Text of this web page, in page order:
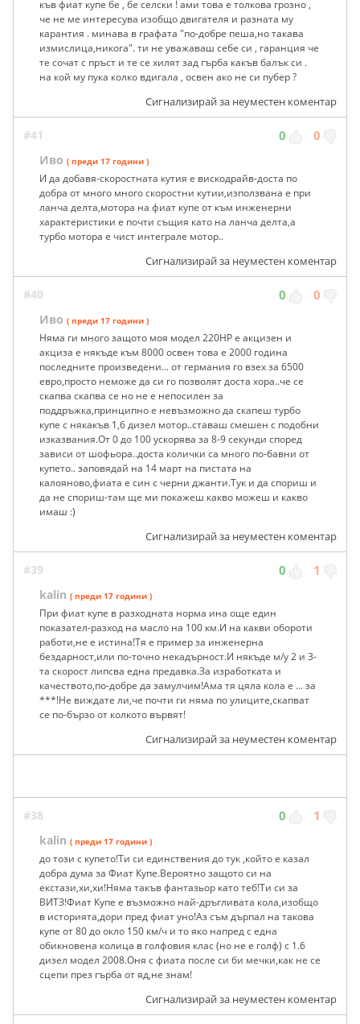
къв фиат купе бе , бе селски ! ами това е толкова грозно ,
че не ме интересува изобщо двигателя и разната му
карантия . минава в графата "по-добре пеша,но такава
измислица,никога". ти не уважаваш себе си , гаранция че
те сочат с пръст и те се хилят зад гърба какъв балък си .
на кой му пука колко вдигала , освен ако не си пубер ?
Сигнализирай за неуместен коментар
#41 0 0
Иво ( преди 17 години )
И да добавя-скоростната кутия е вискодрайв-доста по
добра от много много скоростни кутии,използвана е при
ланча делта,мотора на фиат купе от към инженерни
характеристики е почти същия като на ланча делта,а
турбо мотора е чист интеграле мотор..
Сигнализирай за неуместен коментар
#40 0 0
Иво ( преди 17 години )
Няма ги много защото моя модел 220HP е акцизен и
акциза е някъде към 8000 освен това е 2000 година
последните произведени... от германия го взех за 6500
евро,просто неможе да си го позволят доста хора..че се
скапва скапва се но не е непосилен за
поддръжка,принципно е невъзможно да скапеш турбо
купе с някакъв 1,6 дизел мотор..ставаш смешен с подобни
изказвания.От 0 до 100 ускорява за 8-9 секунди според
зависи от шофьора..доста колички са много по-бавни от
купето.. заповядай на 14 март на пистата на
калояново,фиата е син с черни джанти.Тук и да спориш и
да не спориш-там ще ми покажеш какво можеш и какво
имаш :)
Сигнализирай за неуместен коментар
#39 0 1
kalin ( преди 17 години )
При фиат купе в разходната норма ина още един
показател-разход на масло на 100 км.И на какви обороти
работи,не е истина!Тя е пример за инженерна
бездарност,или по-точно некадърност.И някъде м/у 2 и 3-
та скорост липсва една предавка.За изработката и
качеството,по-добре да замулчим!Ама тя цяла кола е ... за
***!Не виждате ли,че почти ги няма по улиците,скапват
се по-бързо от колкото вървят!
Сигнализирай за неуместен коментар
#38 0 1
kalin ( преди 17 години )
до този с купето!Ти си единствения до тук ,който е казал
добра дума за Фиат Купе.Вероятно защото си на
екстази,хи,хи!Няма такъв фантазьор като теб!Ти си за
ВИТЗ!Фиат Купе е възможно най-дръгливата кола,изобщо
в историята,дори пред фиат уно!Аз съм дърпал на такова
купе от 80 до окло 150 км/ч и то яко напред с една
обикновена колица в голфовия клас (но не е голф) с 1.6
дизел модел 2008.Оня с фиата после си би мечки,как не се
сцепи през гърба от яд,не знам!
Сигнализирай за неуместен коментар